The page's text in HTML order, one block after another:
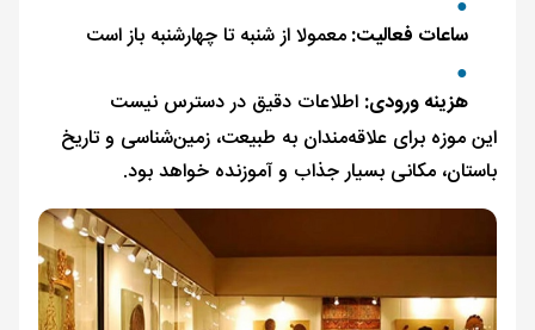
ساعات فعالیت:معمولا از شنبه تا چهارشنبه باز است
هزینه ورودی: اطلاعات دقیق در دسترس نیست
این موزه برای علاقه‌مندان به طبیعت، زمین‌شناسی و تاریخ
باستان، مکانی بسیار جذاب و آموزنده خواهد بود.